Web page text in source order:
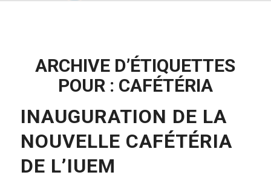
ARCHIVE D’ÉTIQUETTES
POUR : CAFÉTÉRIA
INAUGURATION DE LA
NOUVELLE CAFÉTÉRIA
DE L’IUEM